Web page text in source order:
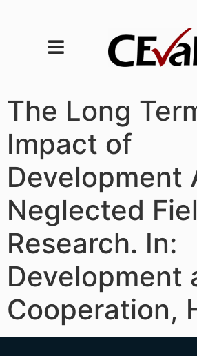
The Long
Impact of
Development
Neglected
Research. In:
Development
Cooperation,